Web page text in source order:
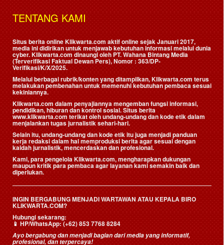
TENTANG KAMI
Situs berita online Klikwarta.com aktif online sejak Januari 2017,
media ini didirikan untuk menjawab kebutuhan informasi melalui dunia
cyber. Klikwarta.com dinaungi oleh PT. Wahana Bintang Media
(Terverifikasi Faktual Dewan Pers), Nomor : 363/DP-
Verifikasi/K/X/2025.
Melalui berbagai rubrik/konten yang ditampilkan, Klikwarta.com terus
melakukan pembenahan untuk memenuhi kebutuhan pembaca sesuai
kekiniannya.
Klikwarta.com dalam penyajiannya mengemban fungsi informasi,
pendidikan, hiburan dan kontrol sosial. Situs berita
www.klikwarta.com terikat oleh undang-undang dan kode etik dalam
menjalankan tugas jurnalistik sehari-hari.
Selain itu, undang-undang dan kode etik itu juga menjadi panduan
kerja redaksi dalam hal memproduksi berita agar sesuai dengan
kaidah jurnalistik, mencerdaskan dan profesional.
Kami, para pengelola Klikwarta.com, mengharapkan dukungan
maupun kritik para pembaca agar layanan kami semakin baik dan
diperlukan.
INGIN BERGABUNG MENJADI WARTAWAN ATAU KEPALA BIRO
KLIKWARTA.COM?
Hubungi sekarang:
📱HP/WhatsApp:(+62) 853 7768 8284
Ayo bergabung dan menjadi bagian dari media yang informatif,
profesional, dan terpercaya!